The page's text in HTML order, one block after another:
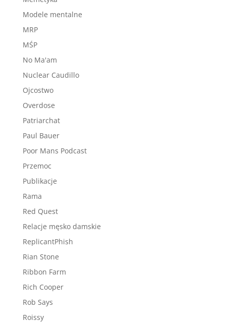
Modele mentalne
MRP
MŚP
No Ma'am
Nuclear Caudillo
Ojcostwo
Overdose
Patriarchat
Paul Bauer
Poor Mans Podcast
Przemoc
Publikacje
Rama
Red Quest
Relacje męsko damskie
ReplicantPhish
Rian Stone
Ribbon Farm
Rich Cooper
Rob Says
Roissy